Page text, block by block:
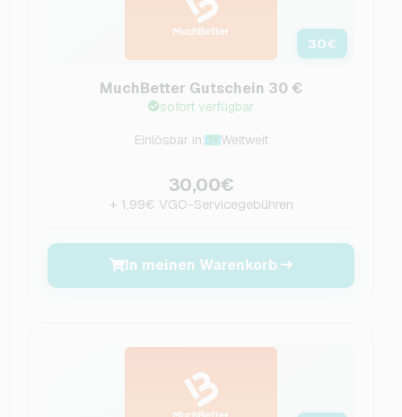
30€
MuchBetter Gutschein 30 €
sofort verfügbar
Einlösbar in: Weltweit
30,00€
+ 1,99€ VGO-Servicegebühren
In meinen Warenkorb